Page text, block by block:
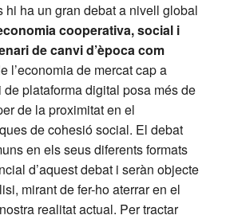
hi ha un gran debat a nivell global
cooperativa, social i
de canvi d’època com
l’economia de mercat cap a
plataforma digital posa més de
de la proximitat en el
de cohesió social. El debat
en els seus diferents formats
d’aquest debat i seràn objecte
mirant de fer-ho aterrar en el
realitat actual. Per tractar